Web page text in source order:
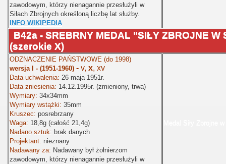
zawodowym, którzy nienagannie przesłużyli w
Siłach Zbrojnych określoną liczbę lat służby.
INFO WIKIPEDIA
B42a - SREBRNY MEDAL "SIŁY ZBROJNE W
(szerokie X)
ODZNACZENIE PAŃSTWOWE (do 1998)
wersja I - (1951-1960) - v, x, xv
Data uchwalenia: 26 maja 1951r.
Data zniesienia: 14.12.1995r. (zmieniony, trwa)
Wymiary: 34x34mm
Wymiary wstążki: 35mm
Kruszec: posrebrzany
Waga: 18,8g (całość 21,4g)
Nadano sztuk: brak danych
Projektant: nieznany
Nadawany za: Nadawany był żołnierzom
zawodowym, którzy nienagannie przesłużyli w